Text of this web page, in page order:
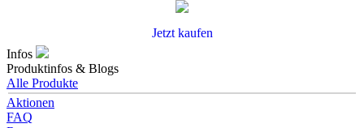
Jetzt kaufen
Infos
Produktinfos & Blogs
Alle Produkte
Aktionen
FAQ